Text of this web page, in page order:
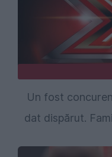
Un fost
dat dispărut.